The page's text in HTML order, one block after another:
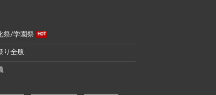
祭/学園祭
り全般